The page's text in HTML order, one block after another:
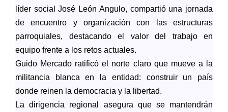
líder social José León Angulo, compartió una jornada
de encuentro y organización con las estructuras
parroquiales, destacando el valor del trabajo en
equipo frente a los retos actuales.
Guido Mercado ratificó el norte claro que mueve a la
militancia blanca en la entidad: construir un país
donde reinen la democracia y la libertad.
La dirigencia regional asegura que se mantendrán